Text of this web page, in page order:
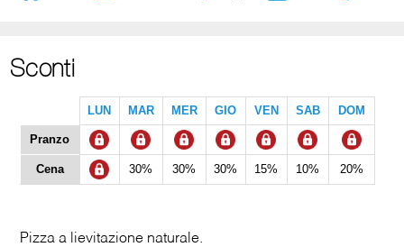
Sconti
LUN MAR MER GIO VEN SAB DOM
Pranzo
Cena 30% 30% 30% 15% 10% 20%
Pizza a lievitazione naturale.